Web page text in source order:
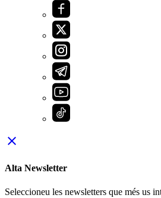
close
Alta Newsletter
Seleccioneu les newsletters que més us